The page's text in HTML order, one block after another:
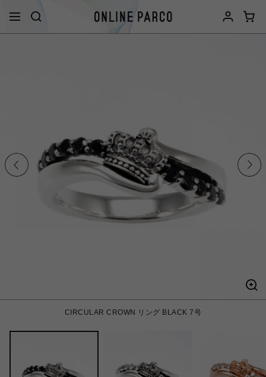
CIRCULAR CROWN リング BLACK 7号